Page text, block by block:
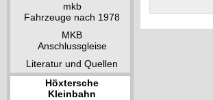
mkb
Fahrzeuge nach 1978
MKB
Anschlussgleise
Literatur und Quellen
Höxtersche
Kleinbahn